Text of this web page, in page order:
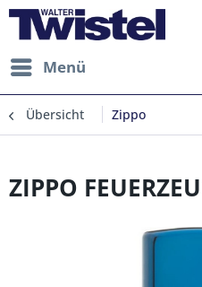
Menü
Übersicht Zippo
ZIPPO